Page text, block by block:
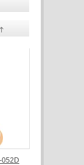
052D